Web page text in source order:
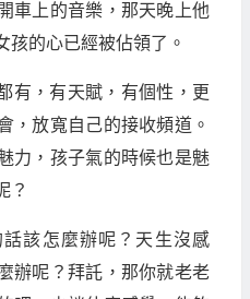
車上的音樂，那天晚上他
孩的心已經被佔領了。
有，有天賦，有個性，更
，放寬自己的接收頻道。
力，孩子氣的時候也是魅
？
該怎麼辦呢？天生沒感
辦呢？拜託，那你就老老